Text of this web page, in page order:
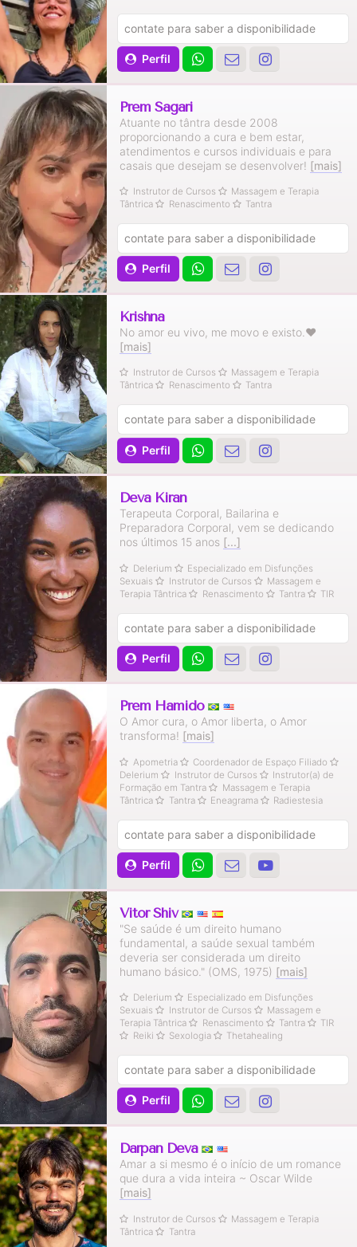
Perfil
contate para saber a disponibilidade
Prem Sagari
Atuante no tântra desde 2008
proporcionando a cura e bem estar,
atendimentos e cursos individuais e para
casais que desejam se desenvolver! [mais]
Instrutor de Cursos
Massagem e Terapia
Tântrica
Renascimento Tantra
Perfil
contate para saber a disponibilidade
Krishna
No amor eu vivo, me movo e existo.❤
[mais]
Instrutor de Cursos
Massagem e Terapia
Tântrica
Renascimento Tantra
Perfil
contate para saber a disponibilidade
Deva Kiran
Terapeuta Corporal, Bailarina e
Preparadora Corporal, vem se dedicando
nos últimos 15 anos [...]
Delerium
Especializado em Disfunções
Sexuais
Instrutor de Cursos
Massagem e
Terapia Tântrica
Renascimento Tantra TIR
Perfil
contate para saber a disponibilidade
Prem Hamido
O Amor cura, o Amor liberta, o Amor
transforma! [mais]
Apometria
Coordenador de Espaço Filiado
Delerium
Instrutor de Cursos
Instrutor(a) de
Formação em Tantra
Massagem e Terapia
Tântrica
Tantra Eneagrama Radiestesia
Perfil
contate para saber a disponibilidade
Vitor Shiv
"Se saúde é um direito humano
fundamental, a saúde sexual também
deveria ser considerada um direito
humano básico." (OMS, 1975) [mais]
Delerium
Especializado em Disfunções
Sexuais
Instrutor de Cursos
Massagem e
Terapia Tântrica
Renascimento Tantra
TIR
Reiki
Sexologia Thetahealing
Perfil
contate para saber a disponibilidade
Darpan Deva
Amar a si mesmo é o início de um romance
que dura a vida inteira ~ Oscar Wilde
[mais]
Instrutor de Cursos
Massagem e Terapia
Tântrica
Tantra